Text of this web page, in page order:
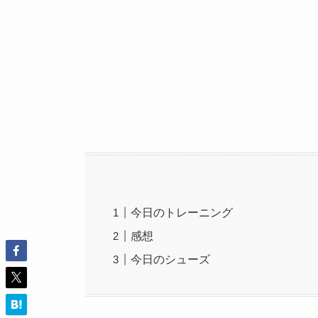
今日のトレーニング
感想
今日のシューズ